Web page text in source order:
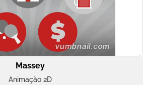
Massey
Animação 2D